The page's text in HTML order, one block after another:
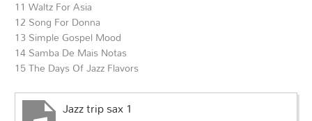
11 Waltz For Asia
12 Song For Donna
13 Simple Gospel Mood
14 Samba De Mais Notas
15 The Days Of Jazz Flavors
Jazz trip sax 1